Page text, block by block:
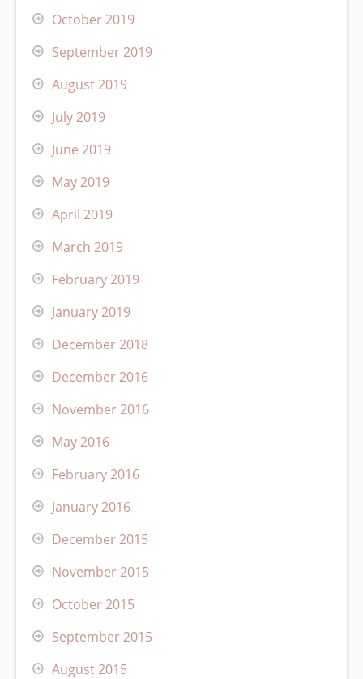
October 2019
September 2019
August 2019
July 2019
June 2019
May 2019
April 2019
March 2019
February 2019
January 2019
December 2018
December 2016
November 2016
May 2016
February 2016
January 2016
December 2015
November 2015
October 2015
September 2015
August 2015